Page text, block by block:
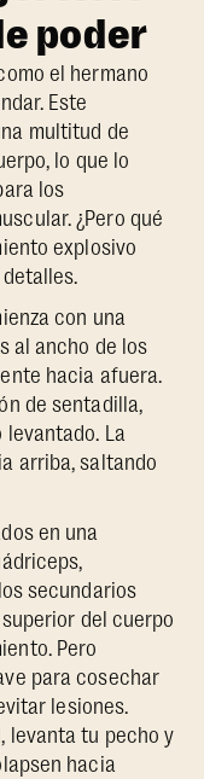
poder
el hermano
Este
multitud de
lo que lo
los
¿Pero qué
explosivo
con una
al ancho de los
hacia afuera.
de sentadilla,
La
arriba, saltando
en una
secundarios
del cuerpo
Pero
para cosechar
lesiones.
levanta tu pecho y
hacia